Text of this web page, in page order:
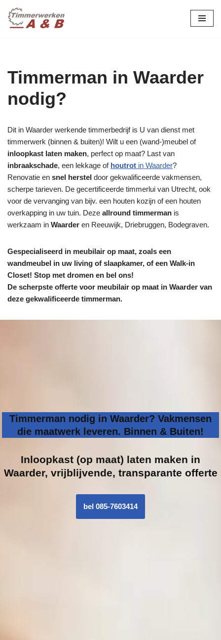
Ga
Timmerman in Waarder
nodig?
Dit in Waarder werkende timmerbedrijf is U van dienst met
timmerwerk (binnen & buiten)! Wilt u een (wand-)meubel of
inloopkast laten maken, perfect op maat? Last van
inbraakschade, een lekkage of houtrot in Waarder?
Renovatie en snel herstel door gekwalificeerde vakmensen,
scherpe tarieven. De gecertificeerde timmerlui van Utrecht, ook
voor de vervanging van bijv. een houten kozijn of een houten
overkapping in uw tuin. Deze allround timmerman is
werkzaam in Waarder en Reeuwijk, Driebruggen, Bodegraven.
Gespecialiseerd in meubilair op maat, zoals een
wandmeubel in uw living of slaapkamer, of een Walk-in
Closet! Stop met dromen en bel ons!
De scherpste offerte voor meubilair op maat in Waarder van
deze gekwalificeerde timmerman.
Timmerman nodig in Waarder? Vakmensen
die maatwerk leveren. Binnen & Buiten!
Inloopkast (op maat) laten maken in
Waarder, vrijblijvende, transparante offerte
bel 085-7603414